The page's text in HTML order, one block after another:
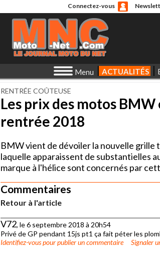
Connectez-vous
Menu ACTUALITÉS
RENTRÉE COÛTEUSE
Les prix des motos
rentrée 2018
BMW vient de dévoiler la nouvelle grille
laquelle apparaissent de substantielles
marque à l'hélice sont concernés par
Commentaires
Retour à l'article
V72, le 6 septembre 2018 à 20h54
Privé de GP pendant 15js pt1 ça fait péter les
Identifiez-vouspour publier un commentaire Signaler